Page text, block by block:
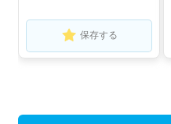
保存する